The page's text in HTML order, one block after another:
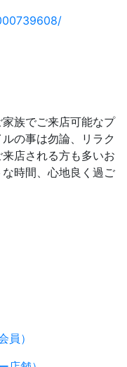
族でご来店可能なプ
の事は勿論、リラク
店される方も多いお
時間、心地良く過ご
員）